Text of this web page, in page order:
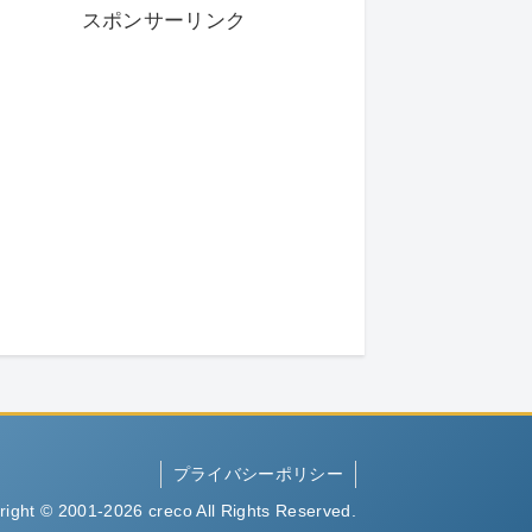
スポンサーリンク
プライバシーポリシー
© 2001-2026 creco All Rights Reserved.